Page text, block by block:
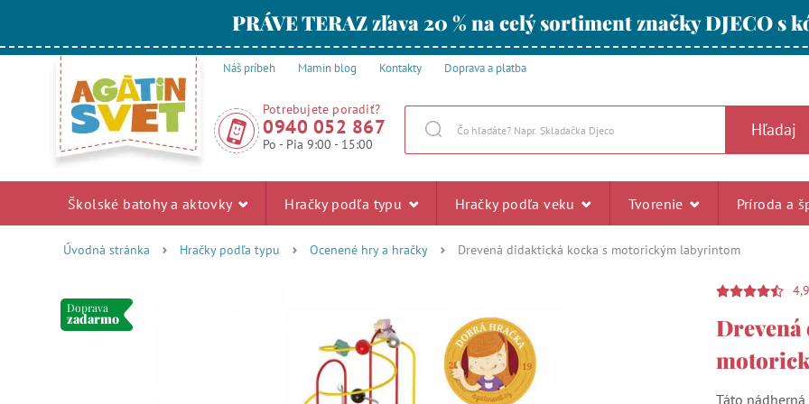
PRÁVE TERAZ zľava 20 % na celý sortiment značky DJECO s
Náš príbeh Mamin blog Kontakty Doprava a platba
Potrebujete poradiť?
0940 052 867
Po - Pia 9:00 - 15:00
Hľadaj
Školské batohy a aktovky Hračky podľa typu Hračky podľa veku Tvorenie Príroda a
Úvodná stránka Hračky podľa typu Ocenené hry a hračky Drevená didaktická kocka s motorickým labyrintom
Doprava
zadarmo
4,9
Táto